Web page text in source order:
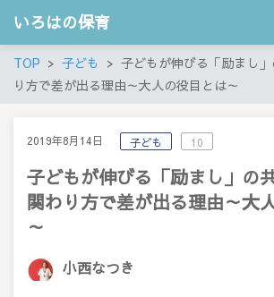
いろはの保育
TOP 子ども
子どもが伸びる「励まし
り方で差が出る理由～大人の役目とは～
2019年8月14日 子ども 10
子どもが伸びる「励まし」の
関わり方で差が出る理由～大
～
小西なつき